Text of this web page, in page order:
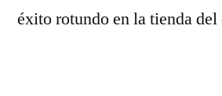
éxito rotundo en la tienda del